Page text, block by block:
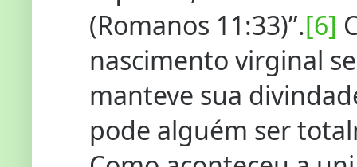
(Romanos 11:33)”.[6]
nascimento virginal
manteve sua
pode alguém ser